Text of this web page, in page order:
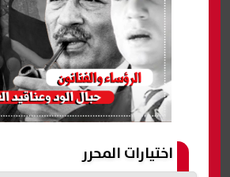
اختيارات المحرر